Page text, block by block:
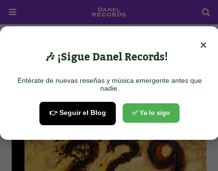
ALAN DWECK - American B
January 29, 2024
×
🎶 ¡Sigue Danel Records!
Entérate de nuevas reseñas y música emergente antes que
nadie.
👉 Seguir el Blog ✅ Ya lo sigo